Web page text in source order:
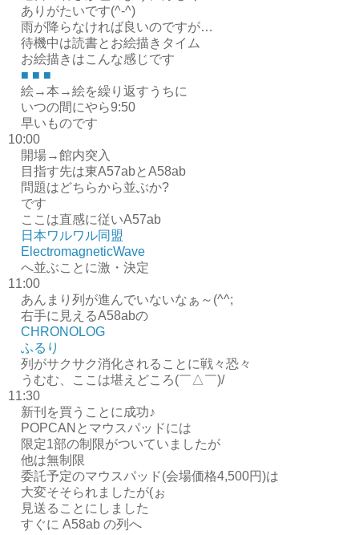
ありがたいです(^-^)
雨が降らなければ良いのですが…
待機中は読書とお絵描きタイム
お絵描きはこんな感じです
■ ■ ■
絵→本→絵を繰り返すうちに
いつの間にやら9:50
早いものです
10:00
開場→館内突入
目指す先は東A57abとA58ab
問題はどちらから並ぶか?
です
ここは直感に従いA57ab
日本ワルワル同盟
ElectromagneticWave
へ並ぶことに激・決定
11:00
あんまり列が進んでいないなぁ～(^^;
右手に見えるA58abの
CHRONOLOG
ふるり
列がサクサク消化されることに戦々恐々
うむむ、ここは堪えどころ(￣△￣)/
11:30
新刊を買うことに成功♪
POPCANとマウスパッドには
限定1部の制限がついていましたが
他は無制限
委託予定のマウスパッド(会場価格4,500円)は
大変そそられましたが(ぉ
見送ることにしました
すぐに A58ab の列へ